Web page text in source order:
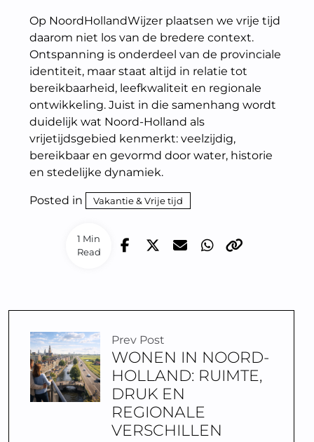
1 Min
Read
Op NoordHollandWijzer plaatsen we vrije tijd
daarom niet los van de bredere context.
Ontspanning is onderdeel van de provinciale
identiteit, maar staat altijd in relatie tot
bereikbaarheid, leefkwaliteit en regionale
ontwikkeling. Juist in die samenhang wordt
duidelijk wat Noord-Holland als
vrijetijdsgebied kenmerkt: veelzijdig,
bereikbaar en gevormd door water, historie
en stedelijke dynamiek.
Posted in Vakantie & Vrije tijd
Prev Post
WONEN IN NOORD-
HOLLAND: RUIMTE,
DRUK EN
REGIONALE
VERSCHILLEN